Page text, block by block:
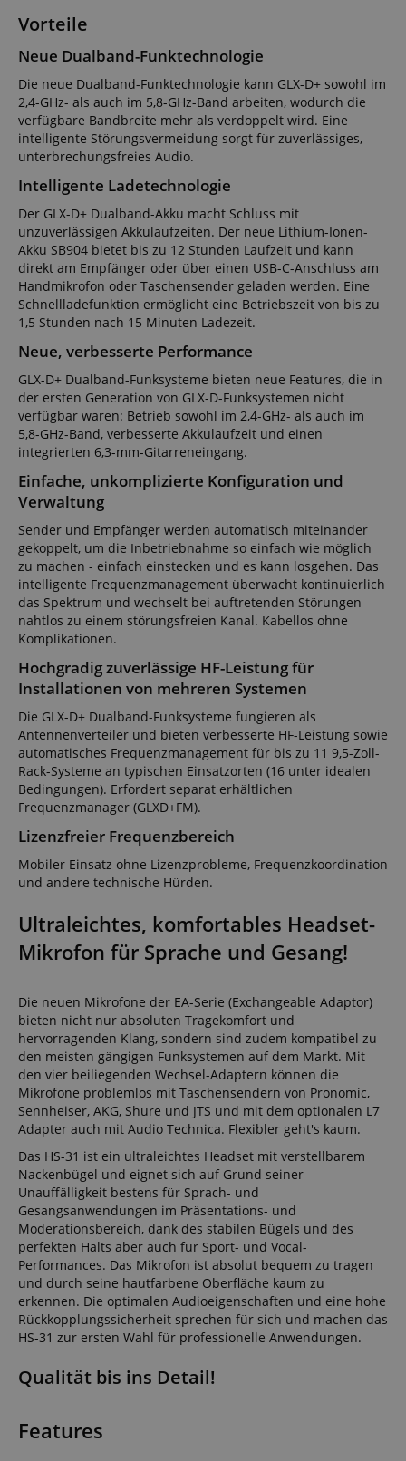
Vorteile
Neue Dualband-Funktechnologie
Die neue Dualband-Funktechnologie kann GLX-D+ sowohl im
2,4-GHz- als auch im 5,8-GHz-Band arbeiten, wodurch die
verfügbare Bandbreite mehr als verdoppelt wird. Eine
intelligente Störungsvermeidung sorgt für zuverlässiges,
unterbrechungsfreies Audio.
Intelligente Ladetechnologie
Der GLX-D+ Dualband-Akku macht Schluss mit
unzuverlässigen Akkulaufzeiten. Der neue Lithium-Ionen-
Akku SB904 bietet bis zu 12 Stunden Laufzeit und kann
direkt am Empfänger oder über einen USB-C-Anschluss am
Handmikrofon oder Taschensender geladen werden. Eine
Schnellladefunktion ermöglicht eine Betriebszeit von bis zu
1,5 Stunden nach 15 Minuten Ladezeit.
Neue, verbesserte Performance
GLX-D+ Dualband-Funksysteme bieten neue Features, die in
der ersten Generation von GLX-D-Funksystemen nicht
verfügbar waren: Betrieb sowohl im 2,4-GHz- als auch im
5,8-GHz-Band, verbesserte Akkulaufzeit und einen
integrierten 6,3-mm-Gitarreneingang.
Einfache, unkomplizierte Konfiguration und
Verwaltung
Sender und Empfänger werden automatisch miteinander
gekoppelt, um die Inbetriebnahme so einfach wie möglich
zu machen - einfach einstecken und es kann losgehen. Das
intelligente Frequenzmanagement überwacht kontinuierlich
das Spektrum und wechselt bei auftretenden Störungen
nahtlos zu einem störungsfreien Kanal. Kabellos ohne
Komplikationen.
Hochgradig zuverlässige HF-Leistung für
Installationen von mehreren Systemen
Die GLX-D+ Dualband-Funksysteme fungieren als
Antennenverteiler und bieten verbesserte HF-Leistung sowie
automatisches Frequenzmanagement für bis zu 11 9,5-Zoll-
Rack-Systeme an typischen Einsatzorten (16 unter idealen
Bedingungen). Erfordert separat erhältlichen
Frequenzmanager (GLXD+FM).
Lizenzfreier Frequenzbereich
Mobiler Einsatz ohne Lizenzprobleme, Frequenzkoordination
und andere technische Hürden.
Ultraleichtes, komfortables Headset-
Mikrofon für Sprache und Gesang!
Die neuen Mikrofone der EA-Serie (Exchangeable Adaptor)
bieten nicht nur absoluten Tragekomfort und
hervorragenden Klang, sondern sind zudem kompatibel zu
den meisten gängigen Funksystemen auf dem Markt. Mit
den vier beiliegenden Wechsel-Adaptern können die
Mikrofone problemlos mit Taschensendern von Pronomic,
Sennheiser, AKG, Shure und JTS und mit dem optionalen L7
Adapter auch mit Audio Technica. Flexibler geht's kaum.
Das HS-31 ist ein ultraleichtes Headset mit verstellbarem
Nackenbügel und eignet sich auf Grund seiner
Unauffälligkeit bestens für Sprach- und
Gesangsanwendungen im Präsentations- und
Moderationsbereich, dank des stabilen Bügels und des
perfekten Halts aber auch für Sport- und Vocal-
Performances. Das Mikrofon ist absolut bequem zu tragen
und durch seine hautfarbene Oberfläche kaum zu
erkennen. Die optimalen Audioeigenschaften und eine hohe
Rückkopplungssicherheit sprechen für sich und machen das
HS-31 zur ersten Wahl für professionelle Anwendungen.
Qualität bis ins Detail!
Features